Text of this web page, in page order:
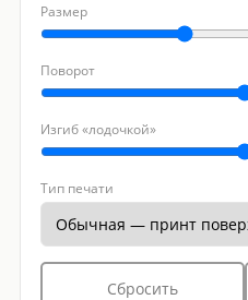
Размер
Поворот
Изгиб «лодочкой»
Тип печати
Сбросить